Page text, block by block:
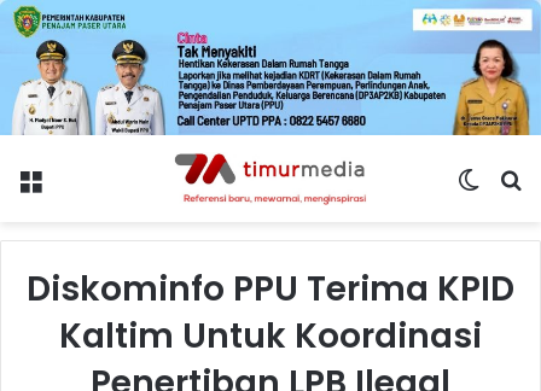
Menu
Switch
Diskominfo PPU Terima KPID
Kaltim Untuk Koordinasi